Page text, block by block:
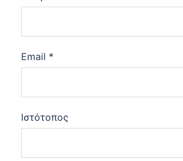
Email *
Ιστότοπος